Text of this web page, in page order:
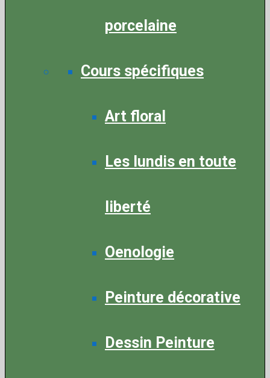
porcelaine
Cours spécifiques
Art floral
Les lundis en toute
liberté
Oenologie
Peinture décorative
Dessin Peinture